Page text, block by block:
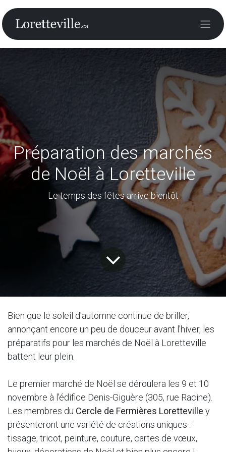
Préparation des marchés
de Noël à Loretteville
Le temps des fêtes arrive bientôt
Bien que le soleil d'automne continue de briller,
annonçant encore un peu de douceur avant l'hiver, les
préparatifs pour les marchés de Noël à Loretteville
battent leur plein.
Le premier marché de Noël se déroulera les 9 et 10
novembre à l'édifice Denis-Giguère (305, rue Racine).
Les membres du Cercle de Fermières Loretteville y
présenteront une variété de créations uniques :
tissage, tricot, peinture, couture, cartes de vœux,